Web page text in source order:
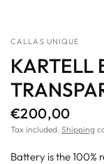
CALLAS UNIQUE
KARTELL
€200,00
Tax included. Shipping
Battery is the 100%